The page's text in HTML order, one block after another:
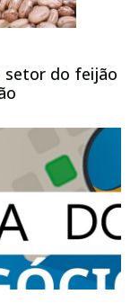
setor do feijão